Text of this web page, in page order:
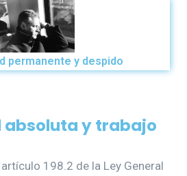
permanente y despido
y trabajo
198.2 de la Ley General